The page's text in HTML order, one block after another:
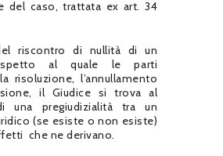
del caso, trattata ex art. 34
riscontro di nullità di un
al quale le parti
risoluzione, l’annullamento
il Giudice si trova al
una pregiudizialità tra un
(se esiste o non esiste)
che ne derivano.